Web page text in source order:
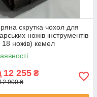
скрутка чохол для
ножів інструментів
18 ножів) кемел
12 255 ₴
900 ₴